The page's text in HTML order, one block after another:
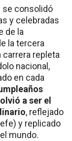
se consolidó
y celebradas
de la
la tercera
carrera repleta
nacional,
en cada
a ser el
, reflejado
y replicado
mundo.